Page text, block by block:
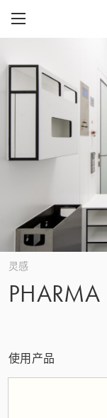
我们的愿景与价值
ABOUT US
历史
关注质量
联系
TRESPA®
室内墙板
TRESPA® TOPLAB®
可持续性
灵感
PHARMA
使用产品